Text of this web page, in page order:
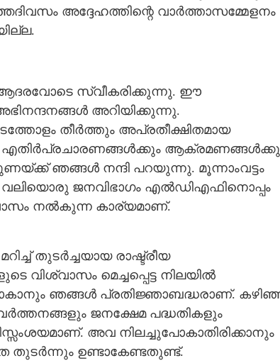
അദ്ദേഹത്തിന്റെ വാർത്താസമ്മേളനം
ആദരവോടെ സ്വീകരിക്കുന്നു. ഈ
അറിയിക്കുന്നു.
തീർത്തും അപ്രതീക്ഷിതമായ
എതിർപ്രചാരണങ്ങൾക്കും
ഞങ്ങൾ നന്ദി പറയുന്നു. മൂന്നാംവട്ടം
വലിയൊരു ജനവിഭാഗം എൽഡിഎഫിനൊപ്പം
നൽകുന്ന കാര്യമാണ്.
തുടർച്ചയായ രാഷ്ട്രീയ
മെച്ചപ്പെട്ട നിലയിൽ
ഞങ്ങൾ പ്രതിജ്ഞാബദ്ധരാണ്.
ജനക്ഷേമ പദ്ധതികളും
അവ നിലച്ചുപോകാതിരിക്കാനും
ഉണ്ടാകേണ്ടതുണ്ട്.